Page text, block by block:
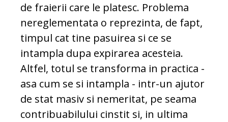
de fraierii care le platesc. Problema
nereglementata o reprezinta, de fapt,
timpul cat tine pasuirea si ce se
intampla dupa expirarea acesteia.
Altfel, totul se transforma in practica -
asa cum se si intampla - intr-un ajutor
de stat masiv si nemeritat, pe seama
contribuabilului cinstit si, in ultima